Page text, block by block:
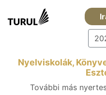
Nyelviskolák,
További más